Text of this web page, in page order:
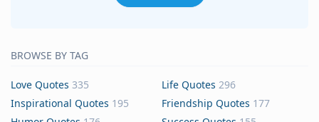
BROWSE BY TAG
Love Quotes 335 Life Quotes 296
Inspirational Quotes 195 Friendship Quotes 177